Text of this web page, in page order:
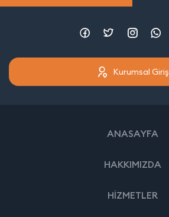
Kurumsal Giriş
ANASAYFA
HAKKIMIZDA
HİZMETLER